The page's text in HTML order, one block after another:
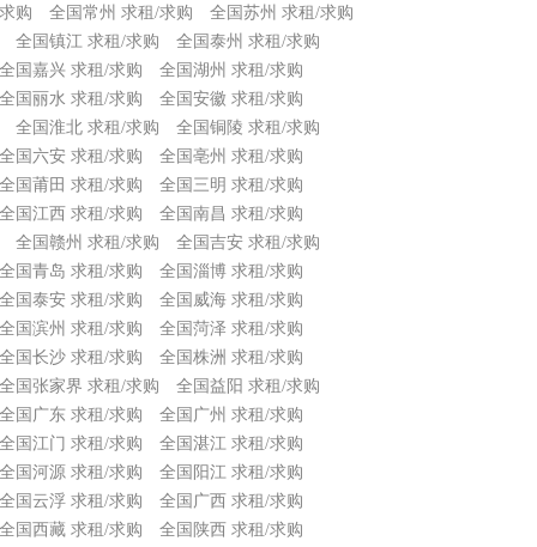
购
全国常州 求租/求购
全国苏州 求租/求购
全国镇江 求租/求购
全国泰州 求租/求购
全国嘉兴 求租/求购
全国湖州 求租/求购
全国丽水 求租/求购
全国安徽 求租/求购
全国淮北 求租/求购
全国铜陵 求租/求购
全国六安 求租/求购
全国亳州 求租/求购
全国莆田 求租/求购
全国三明 求租/求购
全国江西 求租/求购
全国南昌 求租/求购
全国赣州 求租/求购
全国吉安 求租/求购
全国青岛 求租/求购
全国淄博 求租/求购
全国泰安 求租/求购
全国威海 求租/求购
全国滨州 求租/求购
全国菏泽 求租/求购
全国长沙 求租/求购
全国株洲 求租/求购
全国张家界 求租/求购
全国益阳 求租/求购
全国广东 求租/求购
全国广州 求租/求购
全国江门 求租/求购
全国湛江 求租/求购
全国河源 求租/求购
全国阳江 求租/求购
全国云浮 求租/求购
全国广西 求租/求购
全国西藏 求租/求购
全国陕西 求租/求购